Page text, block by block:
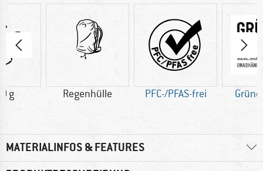
g Regenhülle PFC-/PFAS-frei
MATERIALINFOS & FEATURES